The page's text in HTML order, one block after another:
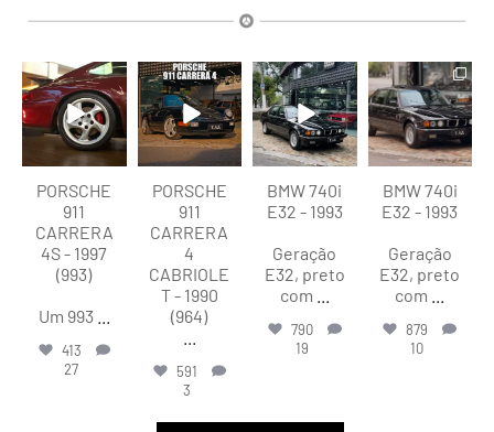
lart.br
Ago 5
PORSCHE
911
CARRERA
4S - 1997
(993)
Um 993
413
27
lart.br
Ago 4
PORSCHE
911
CARRERA
4
CABRIOLE
T - 1990
(964)
591
3
lart.br
Ago 4
BMW 740i
E32 - 1993
Geração
E32, preto
com
790
19
lart.br
Ago 4
BMW 740i
E32 - 1993
Geração
E32, preto
com
879
10